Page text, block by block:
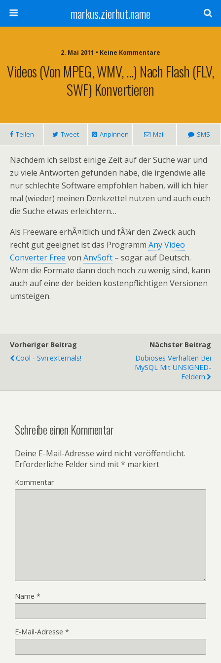
markus.zierhut.name
2. Mai 2011 • Keine Kommentare
Videos (von MPEG, WMV, …) Nach Flash (FLV,
SWF) Konvertieren
Teilen Tweet Anpinnen Mail SMS
Nachdem ich selbst einige Zeit auf der Suche war und
zu viele Antworten gefunden habe, die irgendwie alle
nur schlechte Software empfohlen haben, will ich hier
mal (wieder) meinen Denkzettel nutzen und auch euch
die Suche etwas erleichtern…
Als Freeware erhÃ¤ltlich und fÃ¼r den Zweck auch
recht gut geeignet ist das Programm Any Video
Converter Free von AnvSoft – sogar auf Deutsch.
Wem die Formate dann doch noch zu wenig sind, kann
auch auf eine der beiden kostenpflichtigen Versionen
umsteigen.
Vorheriger Beitrag
Cool - Svn:externals!
Nächster Beitrag
Dubioses Verhalten Bei
MySQL Mit UNSIGNED-
Feldern
Schreibe einen Kommentar
Deine E-Mail-Adresse wird nicht veröffentlicht.
Erforderliche Felder sind mit* markiert
Kommentar
Name *
E-Mail-Adresse *